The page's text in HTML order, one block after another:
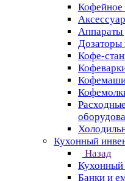
Кофейное
Аппараты
Дозаторы
Кофе-
Кухонный
Назад
Кухонный
Банки и